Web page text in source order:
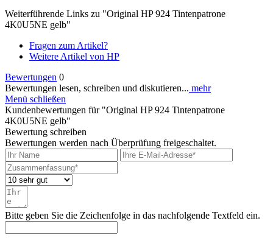
Weiterführende Links zu "Original HP 924 Tintenpatrone
4K0U5NE gelb"
Fragen zum Artikel?
Weitere Artikel von HP
Bewertungen 0
Bewertungen lesen, schreiben und diskutieren... mehr
Menü schließen
Kundenbewertungen für "Original HP 924 Tintenpatrone
4K0U5NE gelb"
Bewertung schreiben
Bewertungen werden nach Überprüfung freigeschaltet.
Bitte geben Sie die Zeichenfolge in das nachfolgende Textfeld ein.